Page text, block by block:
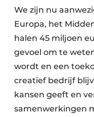
We zijn nu
Europa, het
halen 45 miljoen
gevoel om te
wordt en een
creatief bedrijf
kansen geeft en
samenwerkingen